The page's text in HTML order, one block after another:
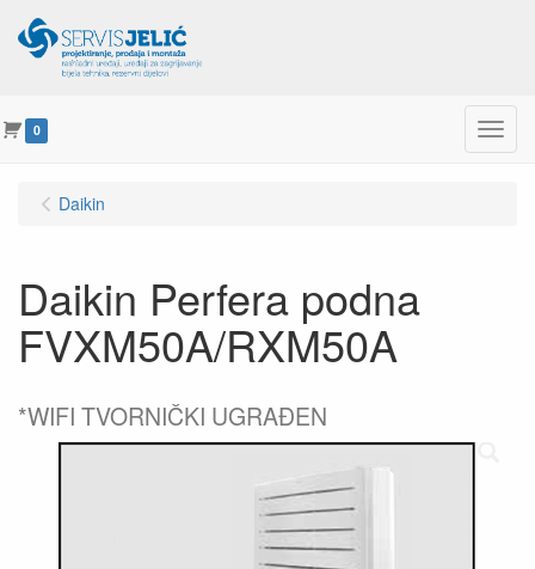
0 Menu
Daikin
Daikin Perfera podna
FVXM50A/RXM50A
*WIFI TVORNIČKI UGRAĐEN